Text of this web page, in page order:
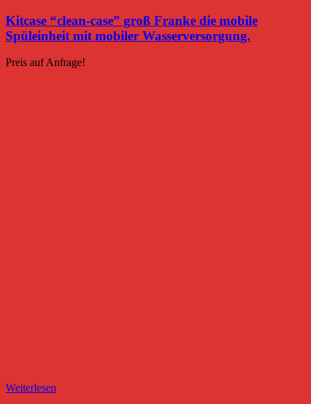
Kitcase “clean-case” groß Franke die mobile
Spüleinheit mit mobiler Wasserversorgung.
Preis auf Anfrage!
Weiterlesen